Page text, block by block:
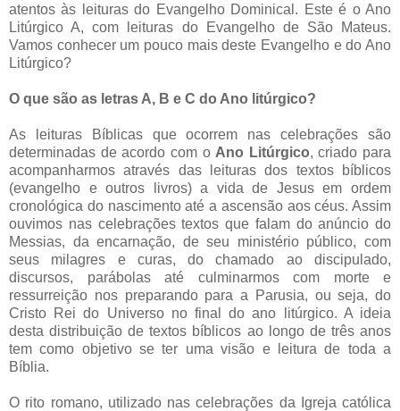
atentos às leituras do Evangelho Dominical. Este é o Ano
Litúrgico A, com leituras do Evangelho de São Mateus.
Vamos conhecer um pouco mais deste Evangelho e do Ano
Litúrgico?
O que são as letras A, B e C do Ano litúrgico?
As leituras Bíblicas que ocorrem nas celebrações são
determinadas de acordo com o Ano Litúrgico, criado para
acompanharmos através das leituras dos textos bíblicos
(evangelho e outros livros) a vida de Jesus em ordem
cronológica do nascimento até a ascensão aos céus. Assim
ouvimos nas celebrações textos que falam do anúncio do
Messias, da encarnação, de seu ministério público, com
seus milagres e curas, do chamado ao discipulado,
discursos, parábolas até culminarmos com morte e
ressurreição nos preparando para a Parusia, ou seja, do
Cristo Rei do Universo no final do ano litúrgico. A ideia
desta distribuição de textos bíblicos ao longo de três anos
tem como objetivo se ter uma visão e leitura de toda a
Bíblia.
O rito romano, utilizado nas celebrações da Igreja católica